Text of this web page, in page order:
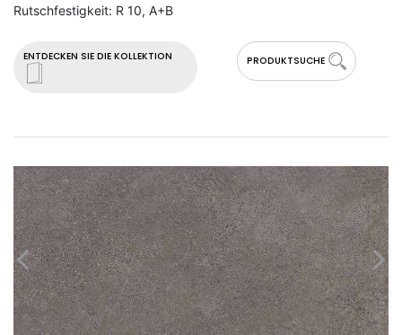
ENTDECKEN SIE DIE KOLLEKTION PRODUKTSUCHE
Rutschfestigkeit: R 10, A+B